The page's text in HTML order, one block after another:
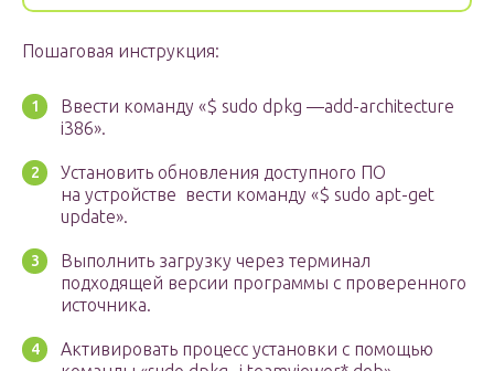
Пошаговая инструкция:
Ввести команду «$ sudo dpkg —add-architecture
i386».
Установить обновления доступного ПО
на устройстве ­ вести команду «$ sudo apt-get
update».
Выполнить загрузку через терминал
подходящей версии программы с проверенного
источника.
Активировать процесс установки с помощью